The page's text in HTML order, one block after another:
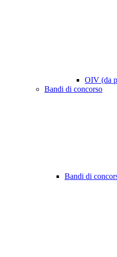
OIV (da
Bandi di concorso
Bandi di